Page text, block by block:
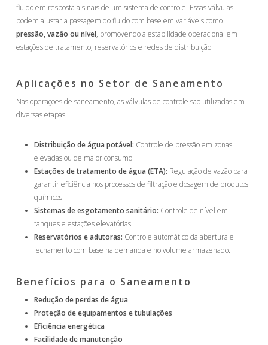
fluido em resposta a sinais de um sistema de controle. Essas válvulas
podem ajustar a passagem do fluido com base em variáveis como
pressão, vazão ou nível, promovendo a estabilidade operacional em
estações de tratamento, reservatórios e redes de distribuição.
Aplicações no Setor de Saneamento
Nas operações de saneamento, as válvulas de controle são utilizadas em
diversas etapas:
Distribuição de água potável: Controle de pressão em zonas
elevadas ou de maior consumo.
Estações de tratamento de água (ETA): Regulação de vazão para
garantir eficiência nos processos de filtração e dosagem de produtos
químicos.
Sistemas de esgotamento sanitário: Controle de nível em
tanques e estações elevatórias.
Reservatórios e adutoras: Controle automático da abertura e
fechamento com base na demanda e no volume armazenado.
Benefícios para o Saneamento
Redução de perdas de água
Proteção de equipamentos e tubulações
Eficiência energética
Facilidade de manutenção